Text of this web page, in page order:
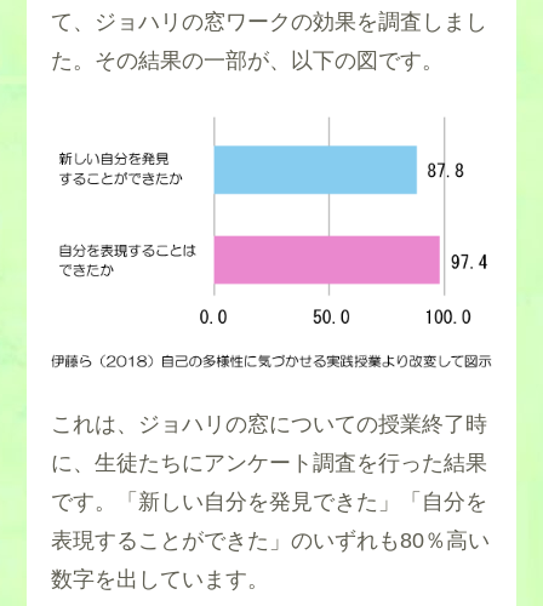
て、ジョハリの窓ワークの効果を調査しまし
た。その結果の一部が、以下の図です。
これは、ジョハリの窓についての授業終了時
に、生徒たちにアンケート調査を行った結果
です。「新しい自分を発見できた」「自分を
表現することができた」のいずれも80％高い
数字を出しています。